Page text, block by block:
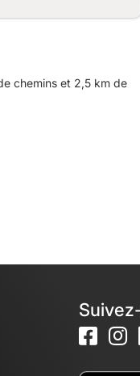
chemins et 2,5 km de